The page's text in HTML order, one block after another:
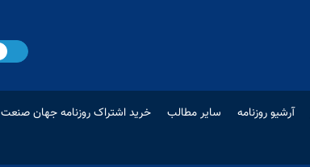
آرشیو روزنامه سایر مطالب
خرید اشتراک روزنامه جهان صنعت